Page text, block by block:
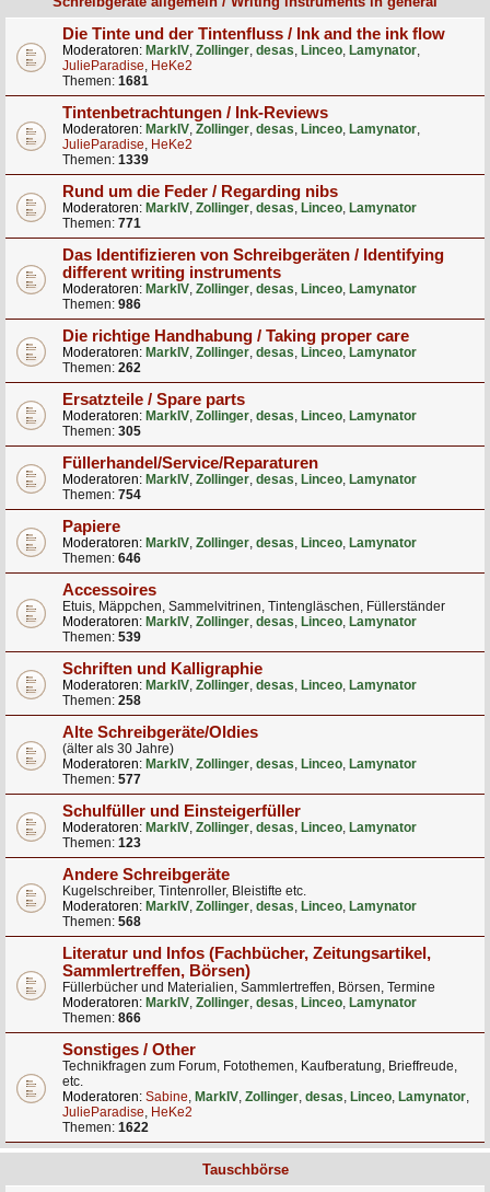
Die Tinte und der Tintenfluss / Ink and the ink flow
Moderatoren: MarkIV, Zollinger, desas, Linceo, Lamynator,
JulieParadise, HeKe2
Themen: 1681
Tintenbetrachtungen / Ink-Reviews
Moderatoren: MarkIV, Zollinger, desas, Linceo, Lamynator,
JulieParadise, HeKe2
Themen: 1339
Rund um die Feder / Regarding nibs
Moderatoren: MarkIV, Zollinger, desas, Linceo, Lamynator
Themen: 771
Das Identifizieren von Schreibgeräten / Identifying
different writing instruments
Moderatoren: MarkIV, Zollinger, desas, Linceo, Lamynator
Themen: 986
Die richtige Handhabung / Taking proper care
Moderatoren: MarkIV, Zollinger, desas, Linceo, Lamynator
Themen: 262
Ersatzteile / Spare parts
Moderatoren: MarkIV, Zollinger, desas, Linceo, Lamynator
Themen: 305
Füllerhandel/Service/Reparaturen
Moderatoren: MarkIV, Zollinger, desas, Linceo, Lamynator
Themen: 754
Papiere
Moderatoren: MarkIV, Zollinger, desas, Linceo, Lamynator
Themen: 646
Accessoires
Etuis, Mäppchen, Sammelvitrinen, Tintengläschen, Füllerständer
Moderatoren: MarkIV, Zollinger, desas, Linceo, Lamynator
Themen: 539
Schriften und Kalligraphie
Moderatoren: MarkIV, Zollinger, desas, Linceo, Lamynator
Themen: 258
Alte Schreibgeräte/Oldies
(älter als 30 Jahre)
Moderatoren: MarkIV, Zollinger, desas, Linceo, Lamynator
Themen: 577
Schulfüller und Einsteigerfüller
Moderatoren: MarkIV, Zollinger, desas, Linceo, Lamynator
Themen: 123
Andere Schreibgeräte
Kugelschreiber, Tintenroller, Bleistifte etc.
Moderatoren: MarkIV, Zollinger, desas, Linceo, Lamynator
Themen: 568
Literatur und Infos (Fachbücher, Zeitungsartikel,
Sammlertreffen, Börsen)
Füllerbücher und Materialien, Sammlertreffen, Börsen, Termine
Moderatoren: MarkIV, Zollinger, desas, Linceo, Lamynator
Themen: 866
Sonstiges / Other
Technikfragen zum Forum, Fotothemen, Kaufberatung, Brieffreude,
etc.
Moderatoren: Sabine, MarkIV, Zollinger, desas, Linceo, Lamynator,
JulieParadise, HeKe2
Themen: 1622
Tauschbörse